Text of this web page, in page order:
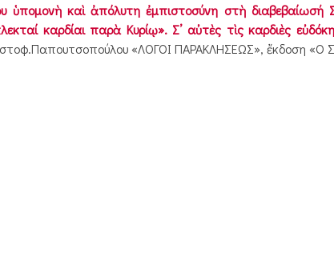
ὑπομονὴ καὶ ἀπόλυτη ἐμπιστοσύνη στὴ διαβεβαίωσή
καρδίαι παρὰ Κυρίῳ». Σ’ αὐτὲς τὶς καρδιὲς
«ΛΟΓΟΙ ΠΑΡΑΚΛΗΣΕΩΣ», ἔκδοση «Ο